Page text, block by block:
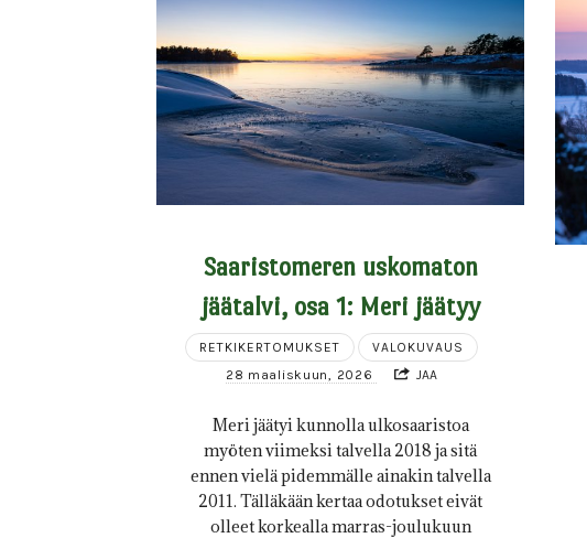
Saaristomeren uskomaton
jäätalvi, osa 1: Meri jäätyy
RETKIKERTOMUKSET
VALOKUVAUS
28 maaliskuun, 2026
JAA
Meri jäätyi kunnolla ulkosaaristoa
myöten viimeksi talvella 2018 ja sitä
ennen vielä pidemmälle ainakin talvella
2011. Tälläkään kertaa odotukset eivät
olleet korkealla marras-joulukuun